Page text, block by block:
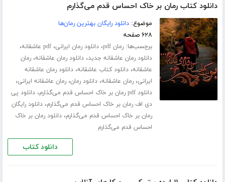
دانلود کتاب رمان بر خاک احساس قدم می‌گذارم
موضوع:دانلود رایگان بهترین رمان‌ها
۶۲۸ صفحه
برچسب‌ها:رمان pdf ،دانلود رمان ایرانی،pdf عاشقانه ،
دانلود رمان عاشقانه جدید،دانلود رمان عاشقانه،رمان
عاشقانه،دانلود کتاب عاشقانه،دانلود رمان عاشقانه
ایرانی،رمان عاشقانه،دانلود رمان،رمان عاشقانه ایرانی،
دانلود pdf رمان بر خاک احساس قدم می‌گذارم ،دانلود پی
دی اف رمان بر خاک احساس قدم می‌گذارم،دانلود رایگان
رمان بر خاک احساس قدم می‌گذارم،دانلود رمان بر خاک
احساس قدم می‌گذارم
دانلود کتاب